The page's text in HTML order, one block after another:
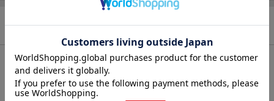
この商品を含むセット商品
【全巻】となりのトロル 1-5巻セット
3,784円